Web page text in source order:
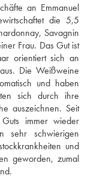
an Emmanuel
die 5,5
Savagnin
Frau. Das Gut ist
orientiert sich an
Die Weißweine
und haben
sich durch ihre
auszeichnen. Seit
immer wieder
sehr schwierigen
und
geworden, zumal